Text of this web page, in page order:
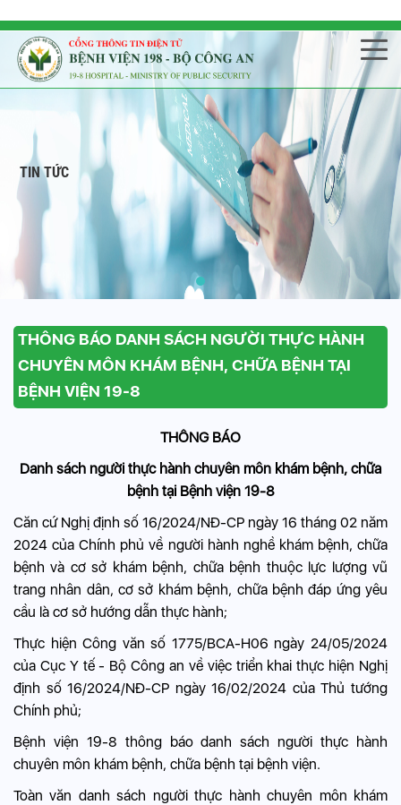
TIN TỨC
THÔNG BÁO DANH SÁCH NGƯỜI THỰC HÀNH
CHUYÊN MÔN KHÁM BỆNH, CHỮA BỆNH TẠI
BỆNH VIỆN 19-8
THÔNG BÁO
Danh sách người thực hành chuyên môn khám bệnh, chữa
bệnh tại Bệnh viện 19-8
Căn cứ Nghị định số 16/2024/NĐ-CP ngày 16 tháng 02 năm
2024 của Chính phủ về người hành nghề khám bệnh, chữa
bệnh và cơ sở khám bệnh, chữa bệnh thuộc lực lượng vũ
trang nhân dân, cơ sở khám bệnh, chữa bệnh đáp ứng yêu
cầu là cơ sở hướng dẫn thực hành;
Thực hiện Công văn số 1775/BCA-H06 ngày 24/05/2024
của Cục Y tế - Bộ Công an về việc triển khai thực hiện Nghị
định số 16/2024/NĐ-CP ngày 16/02/2024 của Thủ tướng
Chính phủ;
Bệnh viện 19-8 thông báo danh sách người thực hành
chuyên môn khám bệnh, chữa bệnh tại bệnh viện.
Toàn văn danh sách người thực hành chuyên môn khám